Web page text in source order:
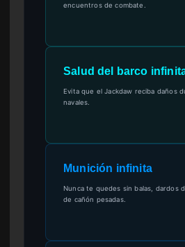
encuentros de combate.
Salud del barco
Evita que el Jackdaw reciba daños
navales.
Munición infinita
Nunca te quedes sin balas, dardos
de cañón pesadas.